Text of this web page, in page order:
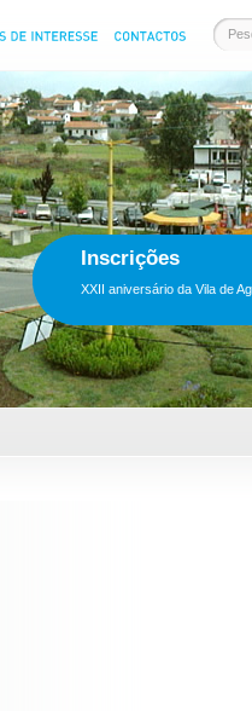
Inscrições
XXII aniversário da Vila de